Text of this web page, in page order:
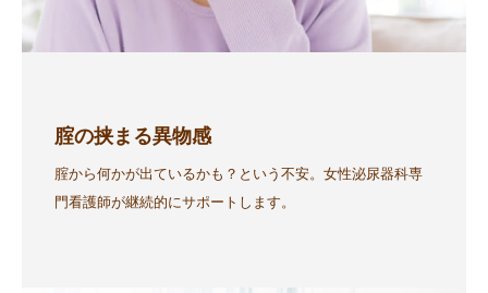
腟の挟まる異物感
腟から何かが出ているかも？という不安。女性泌尿器科専
門看護師が継続的にサポートします。